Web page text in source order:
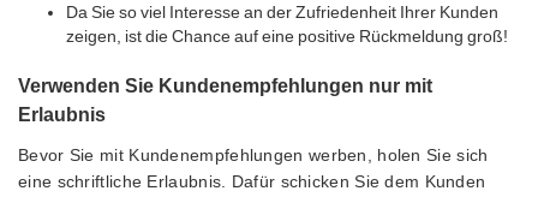
Da Sie so viel Interesse an der Zufriedenheit Ihrer Kunden
zeigen, ist die Chance auf eine positive Rückmeldung groß!
Verwenden Sie Kundenempfehlungen nur mit
Erlaubnis
Bevor Sie mit Kundenempfehlungen werben, holen Sie sich
eine schriftliche Erlaubnis. Dafür schicken Sie dem Kunden